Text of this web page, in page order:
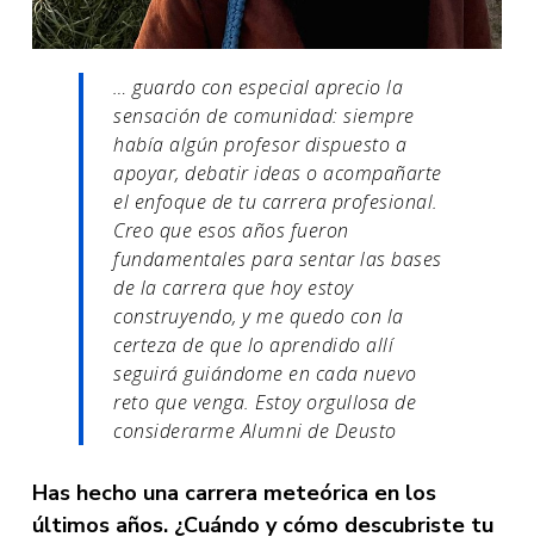
… guardo con especial aprecio la
sensación de comunidad: siempre
había algún profesor dispuesto a
apoyar, debatir ideas o acompañarte
el enfoque de tu carrera profesional.
Creo que esos años fueron
fundamentales para sentar las bases
de la carrera que hoy estoy
construyendo, y me quedo con la
certeza de que lo aprendido allí
seguirá guiándome en cada nuevo
reto que venga. Estoy orgullosa de
considerarme Alumni de Deusto
Has hecho una carrera meteórica en los
últimos años. ¿Cuándo y cómo descubriste tu